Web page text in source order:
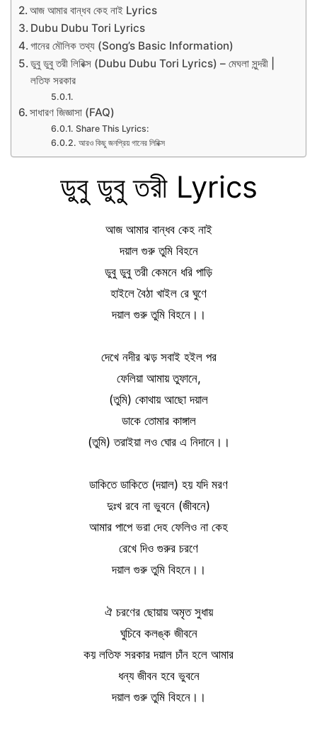
আজ আমার বান্ধব কেহ নাই Lyrics
Dubu Dubu Tori Lyrics
গানের মৌলিক তথ্য (Song’s Basic Information)
ডুবু ডুবু তরী লিরিক্স (Dubu Dubu Tori Lyrics) – মেঘলা সুন্দরী |
লতিফ সরকার
সাধারণ জিজ্ঞাসা (FAQ)
Share This Lyrics:
আরও কিছু জনপ্রিয় গানের লিরিক্স
ডুবু ডুবু তরী Lyrics
আজ আমার বান্ধব কেহ নাই
দয়াল গুরু তুমি বিহনে
ডুবু ডুবু তরী কেমনে ধরি পাড়ি
হাইলে বৈঠা খাইল রে ঘুণে
দয়াল গুরু তুমি বিহনে।।
দেখে নদীর ঝড় সবাই হইল পর
ফেলিয়া আমায় তুফানে,
(তুমি) কোথায় আছো দয়াল
ডাকে তোমার কাঙ্গাল
(তুমি) তরাইয়া লও ঘোর এ নিদানে।।
ডাকিতে ডাকিতে (দয়াল) হয় যদি মরণ
দুঃখ রবে না ভুবনে (জীবনে)
আমার পাপে ভরা দেহ ফেলিও না কেহ
রেখে দিও গুরুর চরণে
দয়াল গুরু তুমি বিহনে।।
ঐ চরণের ছোয়ায় অমৃত সুধায়
ঘুচিবে কলঙ্ক জীবনে
কয় লতিফ সরকার দয়াল চাঁন হলে আমার
ধন্য জীবন হবে ভুবনে
দয়াল গুরু তুমি বিহনে।।